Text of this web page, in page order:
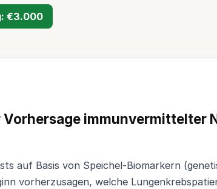
€3.000
immunvermittelter
auf Basis von Speichel-Biomarkern
vorherzusagen, welche